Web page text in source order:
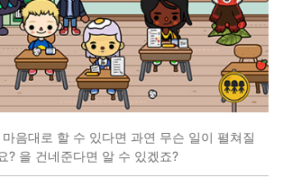
음대로 할 수 있다면 과연 무슨 일이 펼쳐질
? 을 건네준다면 알 수 있겠죠?